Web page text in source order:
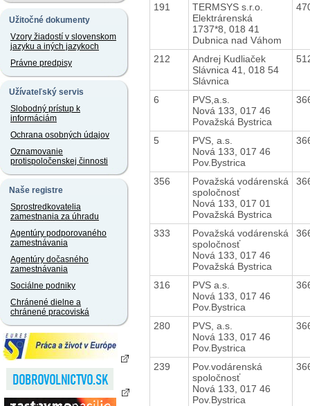
Užitočné dokumenty
Vzory žiadostí v slovenskom
jazyku a iných jazykoch
Právne predpisy
Užívateľský servis
Slobodný prístup k
informáciám
Ochrana osobných údajov
Oznamovanie
protispoločenskej činnosti
Naše registre
Sprostredkovatelia
zamestnania za úhradu
Agentúry podporovaného
zamestnávania
Agentúry dočasného
zamestnávania
Sociálne podniky
Chránené dielne a
chránené pracoviská
191
TERMSYS s.r.o.
Elektrárenská
1737*8, 018 41
Dubnica nad Váhom
212
Andrej Kudliaček
Slávnica 41, 018 54
Slávnica
6
PVS,a.s.
Nová 133, 017 46
Považská Bystrica
5
PVS, a.s.
Nová 133, 017 46
Pov.Bystrica
356
Považská vodárenská
spoločnosť
Nová 133, 017 01
Považská Bystrica
333
Považská vodárenská
spoločnosť
Nová 133, 017 46
Považská Bystrica
316
PVS a.s.
Nová 133, 017 46
Pov.Bystrica
280
PVS, a.s.
Nová 133, 017 46
Pov.Bystrica
239
Pov.vodárenská
spoločnosť
Nová 133, 017 46
Pov.Bystrica